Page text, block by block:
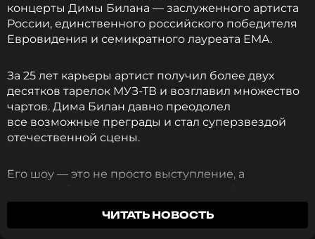
концерты Димы Билана — заслуженного артиста
России, единственного российского победителя
Евровидения и семикратного лауреата EMA.
За 25 лет карьеры артист получил более двух
десятков тарелок МУЗ-ТВ и возглавил множество
чартов. Дима Билан давно преодолел
все возможные преграды и стал суперзвездой
отечественной сцены.
Его шоу — это не просто выступление, а
ЧИТАТЬ НОВОСТЬ